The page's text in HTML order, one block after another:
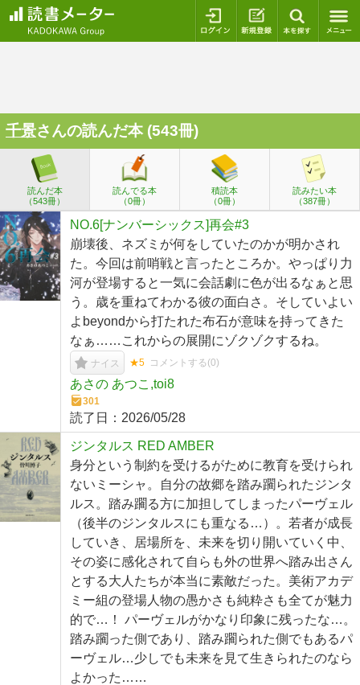
ログイン 新規登録
千景さんの読んだ本 (543冊)
読んだ本
（543冊）
読んでる本
（0冊）
積読本
（0冊）
読みたい本
（387冊）
NO.6[ナンバーシックス]再会#3
崩壊後、ネズミが何をしていたのかが明かされ
た。今回は前哨戦と言ったところか。やっぱり力
河が登場すると一気に会話劇に色が出るなぁと思
う。歳を重ねてわかる彼の面白さ。そしていよい
よbeyondから打たれた布石が意味を持ってきた
なぁ……これからの展開にゾクゾクするね。
ナイス ★5 コメントする(0)
あさの あつこ,toi8
301
読了日： 2026/05/28
ジンタルス RED AMBER
身分という制約を受けるがために教育を受けられ
ないミーシャ。自分の故郷を踏み躙られたジンタ
ルス。踏み躙る方に加担してしまったパーヴェル
（後半のジンタルスにも重なる…）。若者が成長
していき、居場所を、未来を切り開いていく中、
その姿に感化されて自らも外の世界へ踏み出さん
とする大人たちが本当に素敵だった。美術アカデ
ミー組の登場人物の愚かさも純粋さも全てが魅力
的で…！ パーヴェルがかなり印象に残ったな…。
踏み躙った側であり、踏み躙られた側でもあるパ
ーヴェル…少しでも未来を見て生きられたのなら
よかった……